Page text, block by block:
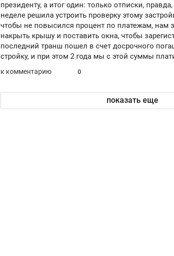
президенту, а итог один: только отписки,
неделе решила устроить проверку этому
чтобы не повысился процент по платежам, нам
накрыть крышу и поставить окна, чтобы
последний транш пошел в счет досрочного
стройку, и при этом 2 года мы с этой суммы
к комментарию 0
показать еще